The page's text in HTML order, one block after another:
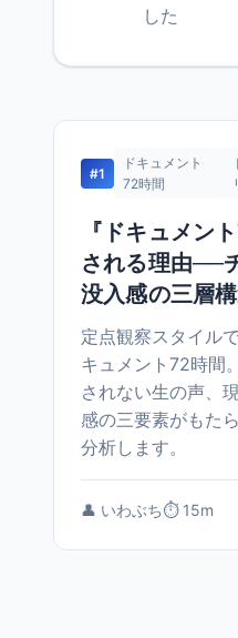
した
#1
ドキュメント
72時間
『ドキュメン
される理由──
没入感の三層
定点観察スタイル
キュメント72時間
されない生の声、
感の三要素がもた
分析します。
👤 いわぶち⏱️ 15m